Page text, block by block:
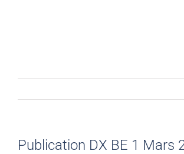
Publication DX BE 1 Mars